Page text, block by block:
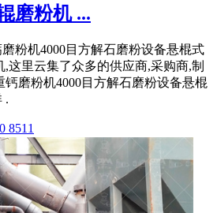
磨粉机 ...
粉机4000目方解石磨粉设备悬棍式
这里云集了众多的供应商,采购商,制
钙磨粉机4000目方解石磨粉设备悬棍
.
8511